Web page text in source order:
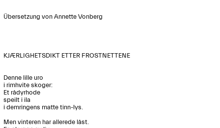
Übersetzung von Annette Vonberg
KJÆRLIGHETSDIKT ETTER FROSTNETTENE
Denne lille uro
i rimhvite skoger:
Et rådyrhode
speilt i ila
i demringens matte tinn-lys.
Men vinteren har allerede låst.